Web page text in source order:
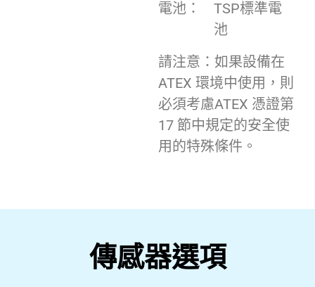
電池：
TSP標準電
池
請注意：如果設備在
ATEX 環境中使用，則
必須考慮ATEX 憑證第
17 節中規定的安全使
用的特殊條件。
傳感器選項